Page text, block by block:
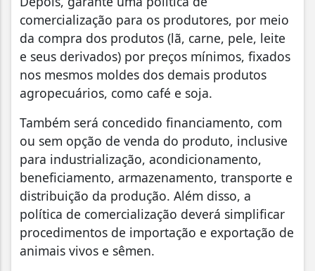
comercialização para os produtores, por meio
da compra dos produtos (lã, carne, pele, leite
e seus derivados) por preços mínimos, fixados
nos mesmos moldes dos demais produtos
agropecuários, como café e soja.
Também será concedido financiamento, com
ou sem opção de venda do produto, inclusive
para industrialização, acondicionamento,
beneficiamento, armazenamento, transporte e
distribuição da produção. Além disso, a
política de comercialização deverá simplificar
procedimentos de importação e exportação de
animais vivos e sêmen.